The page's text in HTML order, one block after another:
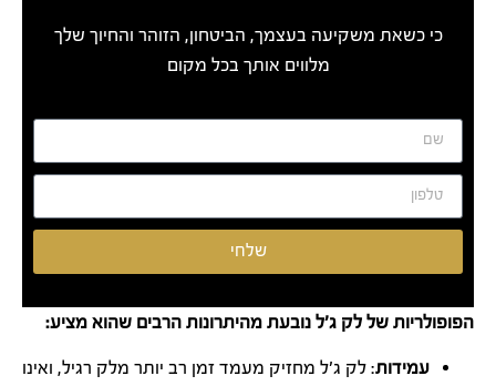
כי כשאת משקיעה בעצמך, הביטחון, הזוהר והחיוך שלך
מלווים אותך בכל מקום
שלחי
הפופולריות של לק ג'ל נובעת מהיתרונות הרבים שהוא מציע:
עמידות: לק ג'ל מחזיק מעמד זמן רב יותר מלק רגיל, ואינו